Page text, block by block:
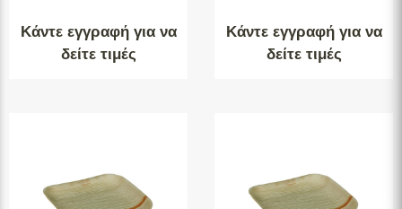
Κάντε εγγραφή για να
δείτε τιμές
Κάντε εγγραφή για να
δείτε τιμές